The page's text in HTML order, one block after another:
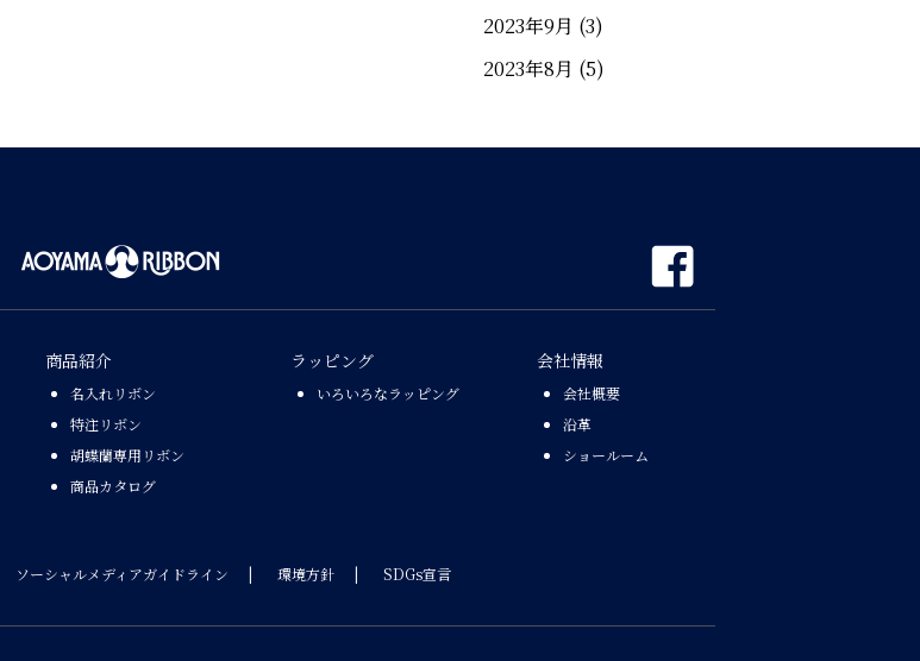
2023年9月 (3)
2023年8月 (5)
商品紹介
名入れリボン
特注リボン
胡蝶蘭専用リボン
商品カタログ
ラッピング
いろいろなラッピング
会社情報
会社概要
沿革
ショールーム
ソーシャルメディアガイドライン 環境方針 SDGs宣言